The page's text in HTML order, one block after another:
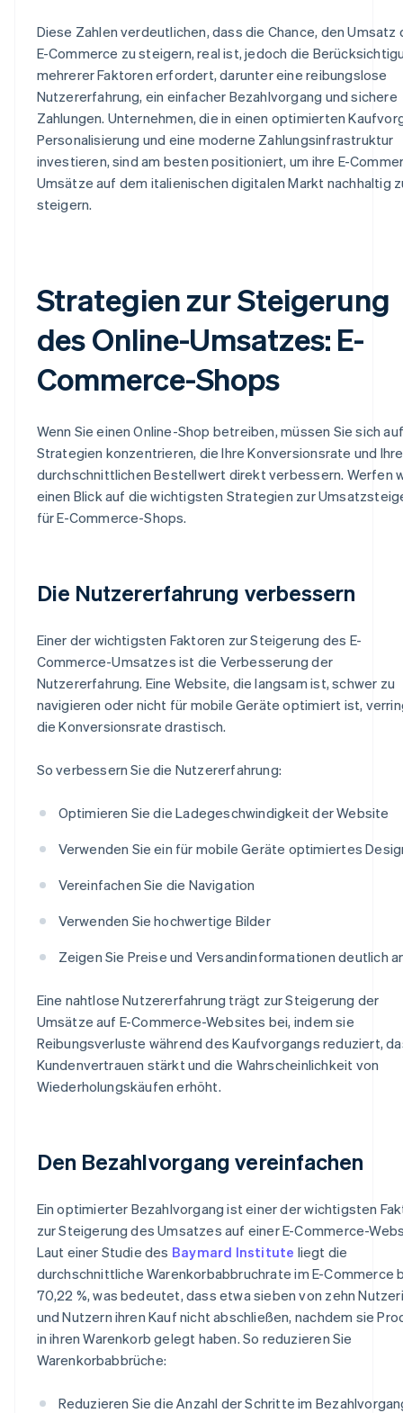
Diese Zahlen verdeutlichen, dass die Chance, den Umsatz
E-Commerce zu steigern, real ist, jedoch die
mehrerer Faktoren erfordert, darunter eine reibungslose
Nutzererfahrung, ein einfacher Bezahlvorgang und sichere
Zahlungen. Unternehmen, die in einen optimierten
Personalisierung und eine moderne Zahlungsinfrastruktur
investieren, sind am besten positioniert, um ihre E-
Umsätze auf dem italienischen digitalen Markt nachhaltig
steigern.
Strategien zur Steigerung
des Online-Umsatzes: E-
Commerce-Shops
Wenn Sie einen Online-Shop betreiben, müssen Sie sich auf
Strategien konzentrieren, die Ihre Konversionsrate und
durchschnittlichen Bestellwert direkt verbessern. Werfen
einen Blick auf die wichtigsten Strategien zur
für E-Commerce-Shops.
Die Nutzererfahrung verbessern
Einer der wichtigsten Faktoren zur Steigerung des E-
Commerce-Umsatzes ist die Verbesserung der
Nutzererfahrung. Eine Website, die langsam ist, schwer zu
navigieren oder nicht für mobile Geräte optimiert ist,
die Konversionsrate drastisch.
So verbessern Sie die Nutzererfahrung:
Optimieren Sie die Ladegeschwindigkeit der Website
Verwenden Sie ein für mobile Geräte optimiertes
Vereinfachen Sie die Navigation
Verwenden Sie hochwertige Bilder
Zeigen Sie Preise und Versandinformationen deutlich
Eine nahtlose Nutzererfahrung trägt zur Steigerung der
Umsätze auf E-Commerce-Websites bei, indem sie
Reibungsverluste während des Kaufvorgangs reduziert,
Kundenvertrauen stärkt und die Wahrscheinlichkeit von
Wiederholungskäufen erhöht.
Den Bezahlvorgang vereinfachen
Ein optimierter Bezahlvorgang ist einer der wichtigsten
zur Steigerung des Umsatzes auf einer E-Commerce-
Laut einer Studie des Baymard Institute liegt die
durchschnittliche Warenkorbabbruchrate im E-Commerce
70,22 %, was bedeutet, dass etwa sieben von zehn
und Nutzern ihren Kauf nicht abschließen, nachdem sie
in ihren Warenkorb gelegt haben. So reduzieren Sie
Warenkorbabbrüche:
Reduzieren Sie die Anzahl der Schritte im